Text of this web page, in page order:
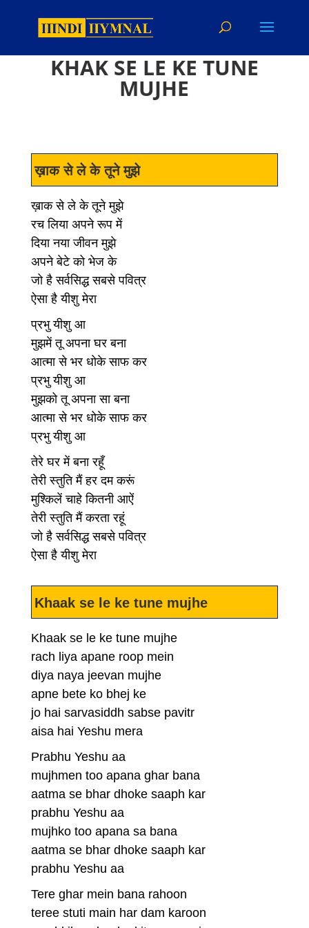
KHAK SE LE KE TUNE
MUJHE
ख़ाक से ले के तूने मुझे
ख़ाक से ले के तूने मुझे
रच लिया अपने रूप में
दिया नया जीवन मुझे
अपने बेटे को भेज के
जो है सर्वसिद्ध सबसे पवित्र
ऐसा है यीशु मेरा
प्रभु यीशु आ
मुझमें तू अपना घर बना
आत्मा से भर धोके साफ कर
प्रभु यीशु आ
मुझको तू अपना सा बना
आत्मा से भर धोके साफ कर
प्रभु यीशु आ
तेरे घर में बना रहूँ
तेरी स्तुति मैं हर दम करूं
मुश्किलें चाहे कितनी आऐं
तेरी स्तुति मैं करता रहूं
जो है सर्वसिद्ध सबसे पवित्र
ऐसा है यीशु मेरा
Khaak se le ke tune mujhe
Khaak se le ke tune mujhe
rach liya apane roop mein
diya naya jeevan mujhe
apne bete ko bhej ke
jo hai sarvasiddh sabse pavitr
aisa hai Yeshu mera
Prabhu Yeshu aa
mujhmen too apana ghar bana
aatma se bhar dhoke saaph kar
prabhu Yeshu aa
mujhko too apana sa bana
aatma se bhar dhoke saaph kar
prabhu Yeshu aa
Tere ghar mein bana rahoon
teree stuti main har dam karoon